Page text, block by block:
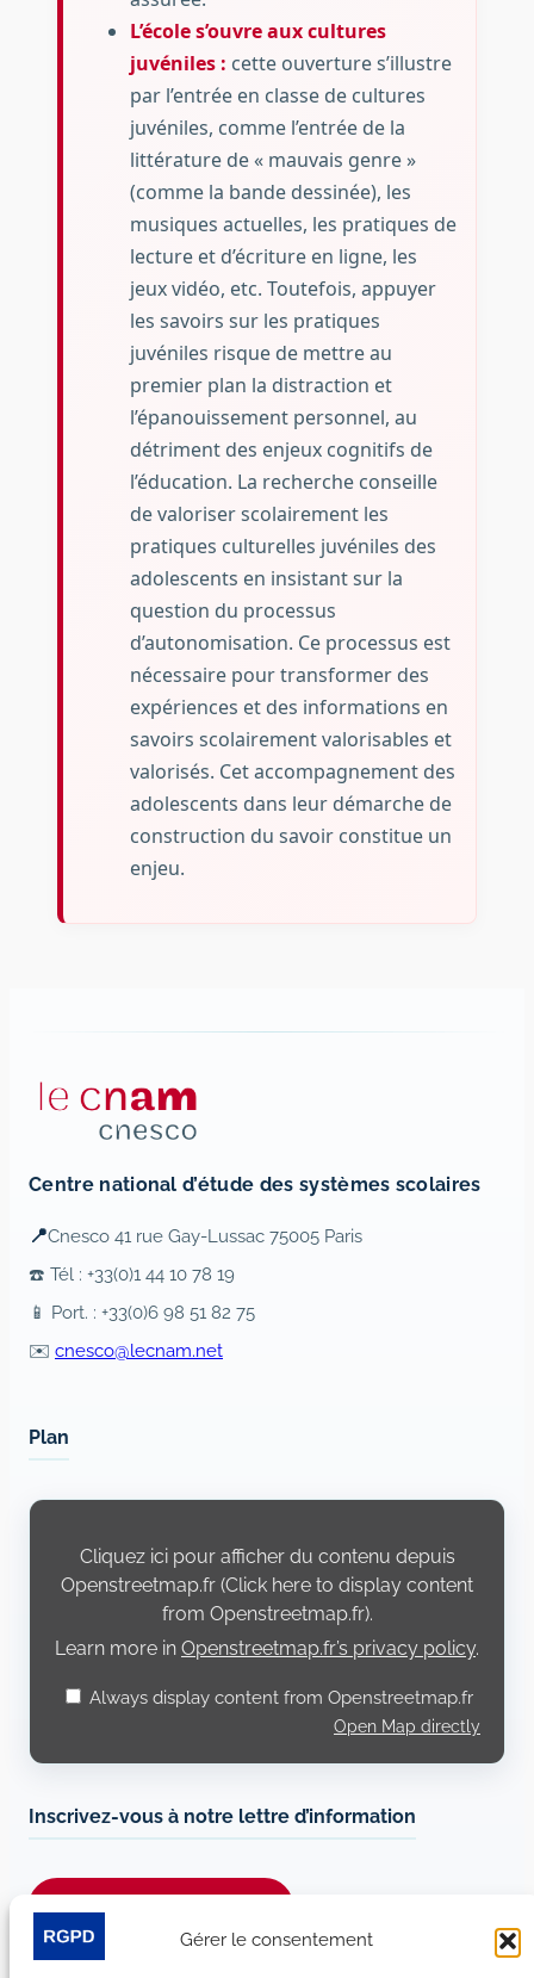
Gérer le consentement
L’école s’ouvre aux cultures
juvéniles : cette ouverture s’illustre
par l’entrée en classe de cultures
juvéniles, comme l’entrée de la
littérature de « mauvais genre »
(comme la bande dessinée), les
musiques actuelles, les pratiques de
lecture et d’écriture en ligne, les
jeux vidéo, etc. Toutefois, appuyer
les savoirs sur les pratiques
juvéniles risque de mettre au
premier plan la distraction et
l’épanouissement personnel, au
détriment des enjeux cognitifs de
l’éducation. La recherche conseille
de valoriser scolairement les
pratiques culturelles juvéniles des
adolescents en insistant sur la
question du processus
d’autonomisation. Ce processus est
nécessaire pour transformer des
expériences et des informations en
savoirs scolairement valorisables et
valorisés. Cet accompagnement des
adolescents dans leur démarche de
construction du savoir constitue un
enjeu.
Centre national d’étude des systèmes scolaires
📍Cnesco 41 rue Gay-Lussac 75005 Paris
☎️ Tél : +33(0)1 44 10 78 19
📱 Port. : +33(0)6 98 51 82 75
✉️ cnesco@lecnam.net
Plan
Display
Openstreetmap.fr
Cliquez ici pour afficher du contenu depuis
Openstreetmap.fr (Click here to display content
from Openstreetmap.fr).
Learn more in Openstreetmap.fr’s privacy policy.
Always display content from Openstreetmap.fr
Open Map directly
Inscrivez-vous à notre lettre d’information